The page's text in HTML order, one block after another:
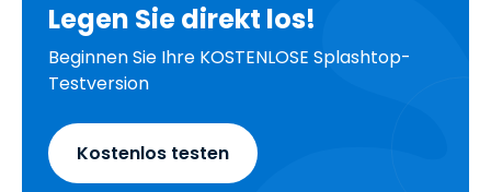
Legen Sie direkt los!
Beginnen Sie Ihre KOSTENLOSE Splashtop-
Testversion
Kostenlos testen